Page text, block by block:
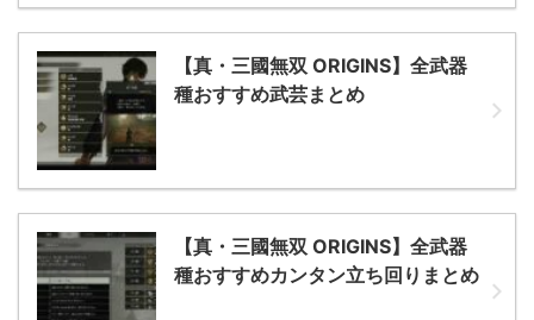
【真・三國無双 ORIGINS】全武器
種おすすめ武芸まとめ
【真・三國無双 ORIGINS】全武器
種おすすめカンタン立ち回りまとめ